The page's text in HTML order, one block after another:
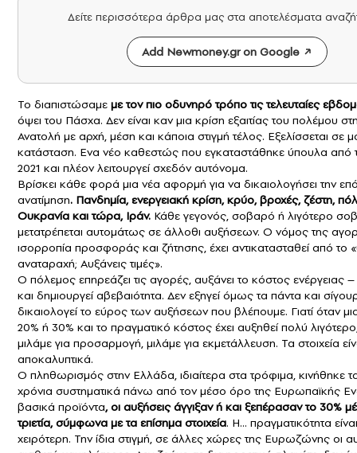
Δείτε περισσότερα άρθρα μας στα αποτελέσματα
Add Newmoney.gr on Google
Το διαπιστώσαμε με τον πιο οδυνηρό τρόπο τις τελευταίες
όψει του Πάσχα. Δεν είναι καν μια κρίση εξαιτίας του πολέμου
Ανατολή με αρχή, μέση και κάποια στιγμή τέλος. Εξελίσσεται σε
κατάσταση. Ενα νέο καθεστώς που εγκαταστάθηκε ύπουλα από
2021 και πλέον λειτουργεί σχεδόν αυτόνομα.
Βρίσκει κάθε φορά μια νέα αφορμή για να δικαιολογήσει την
ανατίμηση. Πανδημία, ενεργειακή κρίση, κρύο, βροχές, ζέστη,
Ουκρανία και τώρα, Ιράν. Κάθε γεγονός, σοβαρό ή λιγότερο
μετατρέπεται αυτομάτως σε άλλοθι αυξήσεων. Ο νόμος της
ισορροπία προσφοράς και ζήτησης, έχει αντικατασταθεί από το
αναταραχή; Αυξάνεις τιμές».
Ο πόλεμος επηρεάζει τις αγορές, αυξάνει το κόστος ενέργειας
και δημιουργεί αβεβαιότητα. Δεν εξηγεί όμως τα πάντα και
δικαιολογεί το εύρος των αυξήσεων που βλέπουμε. Γιατί όταν μια
20% ή 30% και το πραγματικό κόστος έχει αυξηθεί πολύ
μιλάμε για προσαρμογή, μιλάμε για εκμετάλλευση. Τα στοιχεία
αποκαλυπτικά.
Ο πληθωρισμός στην Ελλάδα, ιδιαίτερα στα τρόφιμα, κινήθηκε
χρόνια συστηματικά πάνω από τον μέσο όρο της Ευρωπαϊκής
βασικά προϊόντα, οι αυξήσεις άγγιξαν ή και ξεπέρασαν το 30%
τριετία, σύμφωνα με τα επίσημα στοιχεία. Η… πραγματικότητα
χειρότερη. Την ίδια στιγμή, σε άλλες χώρες της Ευρωζώνης οι